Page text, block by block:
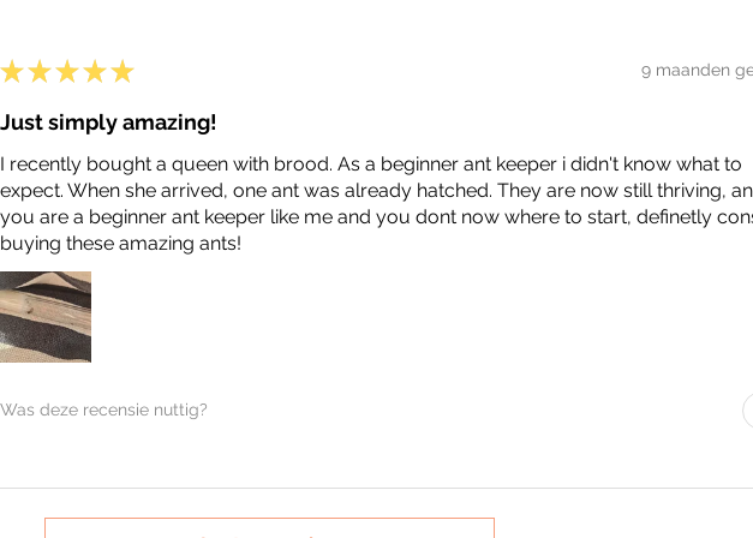
★ ★ ★ ★ ★ 9 maanden
Just simply amazing!
I recently bought a queen with brood. As a beginner ant keeper i didn't know what to
expect. When she arrived, one ant was already hatched. They are now still thriving,
you are a beginner ant keeper like me and you dont now where to start, definetly
buying these amazing ants!
Was deze recensie nuttig?